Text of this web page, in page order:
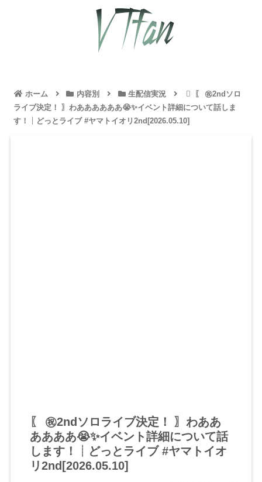
ホーム 内容別 生配信実況
〖 ㊗2ndソロ
ライブ決定！ 〗わああああああ😭✨イベント詳細について話しま
す！┊どっとライブ #ヤマトイオリ2nd[2026.05.10]
〖 ㊗2ndソロライブ決定！ 〗わああ
ああああ😭✨イベント詳細について話
します！┊どっとライブ #ヤマトイオ
リ2nd[2026.05.10]